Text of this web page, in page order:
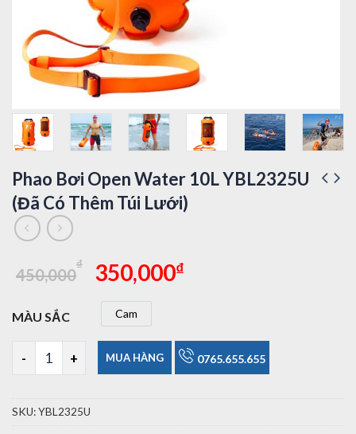
Phao Bơi Open Water 10L YBL2325U
(Đã Có Thêm Túi Lưới)
450,000
₫
Giá
gốc
là:
450,000₫.
350,000₫
350,000₫.
MÀU SẮC Cam
Cam
Phao Bơi Open Water 10L YBL2325U (Đã Có Thêm Túi
MUA HÀNG 0765.655.655
SKU:YBL2325U